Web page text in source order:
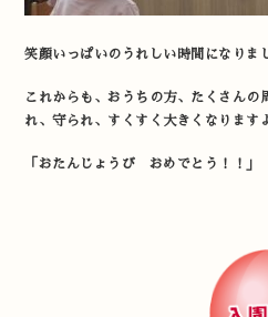
笑顔いっぱいのうれしい時間になりま
これからも、おうちの方、たくさんの
れ、守られ、すくすく大きくなります
「おたんじょうび おめでとう！！」